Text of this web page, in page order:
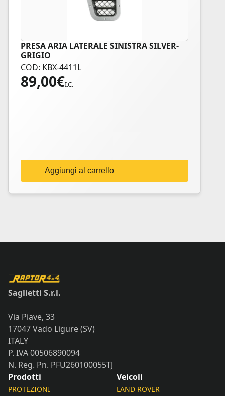
PRESA ARIA LATERALE SINISTRA SILVER-
GRIGIO
COD: KBX-4411L
89,00€I.C.
Aggiungi al carrello
Saglietti S.r.l.
Via Piave, 33
17047 Vado Ligure (SV)
ITALY
P. IVA 00506890094
N. Reg. Pn. PFU260100055TJ
Prodotti
PROTEZIONI
Veicoli
LAND ROVER